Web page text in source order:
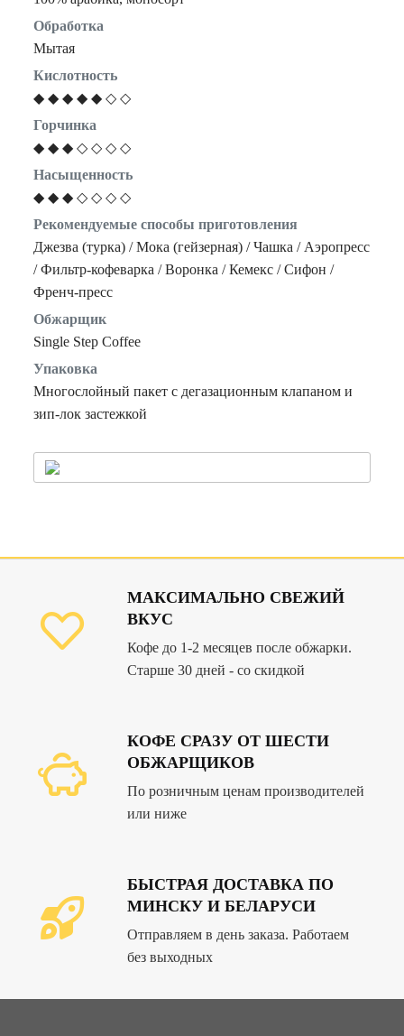
Обработка
Мытая
Кислотность
◆ ◆ ◆ ◆ ◆ ◇ ◇
Горчинка
◆ ◆ ◆ ◇ ◇ ◇ ◇
Насыщенность
◆ ◆ ◆ ◇ ◇ ◇ ◇
Рекомендуемые способы приготовления
Джезва (турка) / Мока (гейзерная) / Чашка / Аэропресс
/ Фильтр-кофеварка / Воронка / Кемекс / Сифон /
Френч-пресс
Обжарщик
Single Step Coffee
Упаковка
Многослойный пакет с дегазационным клапаном и
зип-лок застежкой
МАКСИМАЛЬНО СВЕЖИЙ
ВКУС
Кофе до 1-2 месяцев после обжарки.
Старше 30 дней - со скидкой
КОФЕ СРАЗУ ОТ ШЕСТИ
ОБЖАРЩИКОВ
По розничным ценам производителей
или ниже
БЫСТРАЯ ДОСТАВКА ПО
МИНСКУ И БЕЛАРУСИ
Отправляем в день заказа. Работаем
без выходных